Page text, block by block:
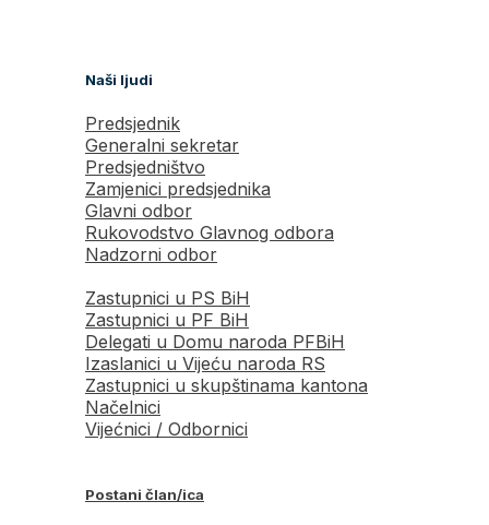
Naši ljudi
Predsjednik
Generalni sekretar
Predsjedništvo
Zamjenici predsjednika
Glavni odbor
Rukovodstvo Glavnog odbora
Nadzorni odbor
Zastupnici u PS BiH
Zastupnici u PF BiH
Delegati u Domu naroda PFBiH
Izaslanici u Vijeću naroda RS
Zastupnici u skupštinama kantona
Načelnici
Vijećnici / Odbornici
Postani član/ica